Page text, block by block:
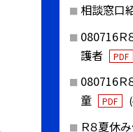
相談窓口
080716Ｒ
護者
PDF
080716Ｒ
童
PDF
Ｒ８夏休